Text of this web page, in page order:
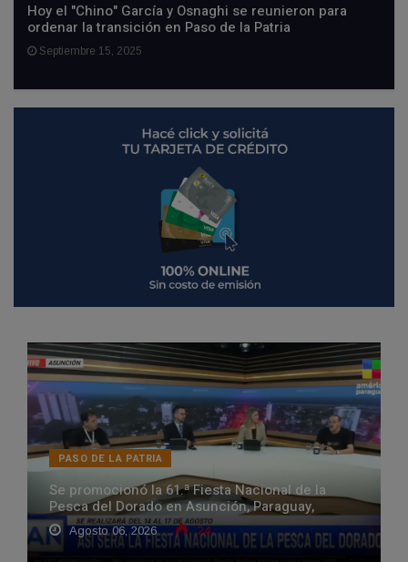
Hoy el "Chino" García y Osnaghi se reunieron para
ordenar la transición en Paso de la Patria
Septiembre 15, 2025
PASO DE LA PATRIA
Se promocionó la 61.ª Fiesta Nacional de la
Pesca del Dorado en Asunción, Paraguay,
Agosto 06, 2026 24